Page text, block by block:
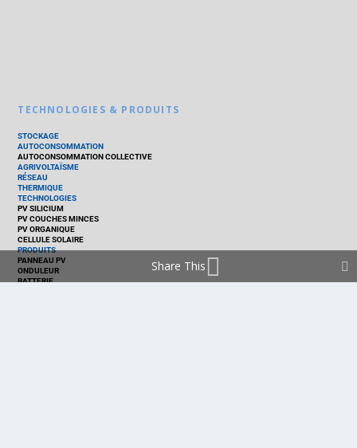
TECHNOLOGIES & PRODUITS
STOCKAGE
AUTOCONSOMMATION
AUTOCONSOMMATION COLLECTIVE
AGRIVOLTAÏSME
RÉSEAU
THERMIQUE
TECHNOLOGIES
PV SILICIUM
PV COUCHES MINCES
PV ORGANIQUE
CELLULE SOLAIRE
PRODUITS
PANNEAU PV
ONDULEUR
BATTERIE
Share This